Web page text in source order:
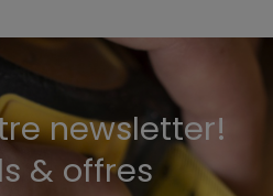
newsletter!
& offres